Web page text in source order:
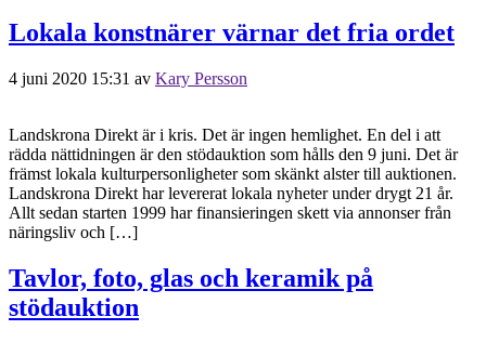
Lokala konstnärer värnar det fria ordet
4 juni 2020 15:31 av Kary Persson
Landskrona Direkt är i kris. Det är ingen hemlighet. En del i att
rädda nättidningen är den stödauktion som hålls den 9 juni. Det är
främst lokala kulturpersonligheter som skänkt alster till auktionen.
Landskrona Direkt har levererat lokala nyheter under drygt 21 år.
Allt sedan starten 1999 har finansieringen skett via annonser från
näringsliv och […]
Tavlor, foto, glas och keramik på
stödauktion